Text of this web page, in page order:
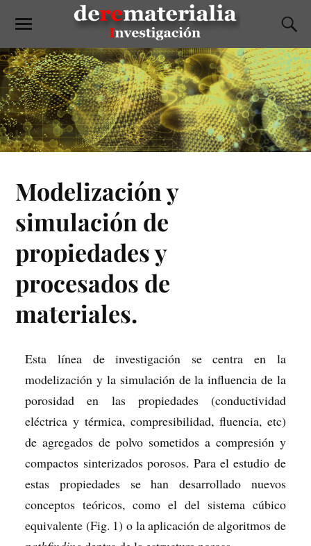
Modelización y
simulación de
propiedades y
procesados de
materiales.
Esta línea de investigación se centra en la
modelización y la simulación de la influencia de la
porosidad en las propiedades (conductividad
eléctrica y térmica, compresibilidad, fluencia, etc)
de agregados de polvo sometidos a compresión y
compactos sinterizados porosos. Para el estudio de
estas propiedades se han desarrollado nuevos
conceptos teóricos, como el del sistema cúbico
equivalente (Fig. 1) o la aplicación de algoritmos de